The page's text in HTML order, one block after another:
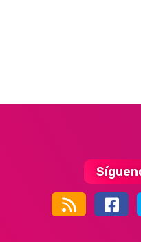
44k